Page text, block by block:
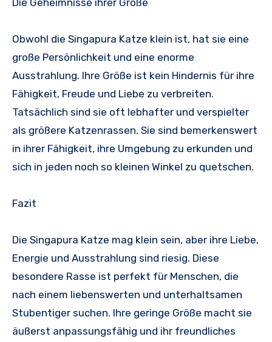
Die Geheimnisse ihrer Größe
Obwohl die Singapura Katze klein ist, hat sie eine
große Persönlichkeit und eine enorme
Ausstrahlung. Ihre Größe ist kein Hindernis für ihre
Fähigkeit, Freude und Liebe zu verbreiten.
Tatsächlich sind sie oft lebhafter und verspielter
als größere Katzenrassen. Sie sind bemerkenswert
in ihrer Fähigkeit, ihre Umgebung zu erkunden und
sich in jeden noch so kleinen Winkel zu quetschen.
Fazit
Die Singapura Katze mag klein sein, aber ihre Liebe,
Energie und Ausstrahlung sind riesig. Diese
besondere Rasse ist perfekt für Menschen, die
nach einem liebenswerten und unterhaltsamen
Stubentiger suchen. Ihre geringe Größe macht sie
äußerst anpassungsfähig und ihr freundliches